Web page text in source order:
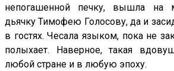
непогашенной печку, вышла на
дьячку Тимофею Голосову, да и
в гостях. Чесала языком, пока не
полыхает. Наверное, такая
любой стране и в любую эпоху.